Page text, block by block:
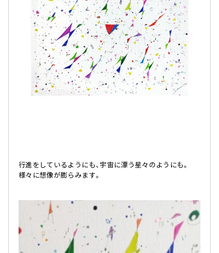
行進をしているようにも、宇宙に漂う星々のようにも。
様々に想像が膨らみます。